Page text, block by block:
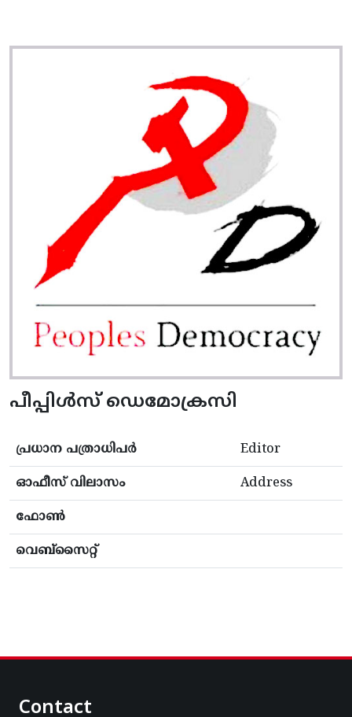
പീപ്പിൾസ് ഡെമോക്രസി
പ്രധാന പത്രാധിപർ Editor
ഓഫീസ് വിലാസം Address
ഫോൺ
വെബ്സൈറ്റ്
Contact